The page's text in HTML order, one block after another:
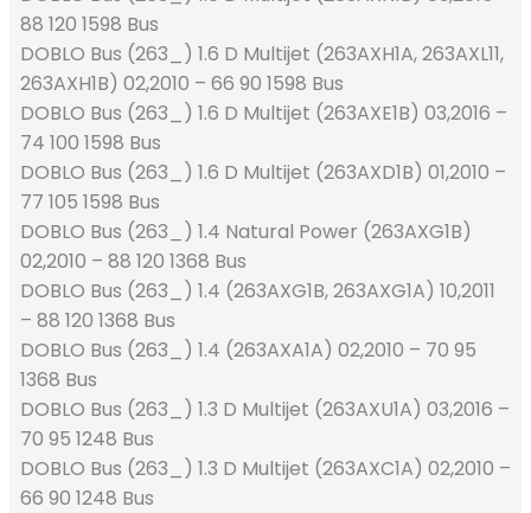
88 120 1598 Bus
DOBLO Bus (263_) 1.6 D Multijet (263AXH1A, 263AXL11,
263AXH1B) 02,2010 – 66 90 1598 Bus
DOBLO Bus (263_) 1.6 D Multijet (263AXE1B) 03,2016 –
74 100 1598 Bus
DOBLO Bus (263_) 1.6 D Multijet (263AXD1B) 01,2010 –
77 105 1598 Bus
DOBLO Bus (263_) 1.4 Natural Power (263AXG1B)
02,2010 – 88 120 1368 Bus
DOBLO Bus (263_) 1.4 (263AXG1B, 263AXG1A) 10,2011
– 88 120 1368 Bus
DOBLO Bus (263_) 1.4 (263AXA1A) 02,2010 – 70 95
1368 Bus
DOBLO Bus (263_) 1.3 D Multijet (263AXU1A) 03,2016 –
70 95 1248 Bus
DOBLO Bus (263_) 1.3 D Multijet (263AXC1A) 02,2010 –
66 90 1248 Bus